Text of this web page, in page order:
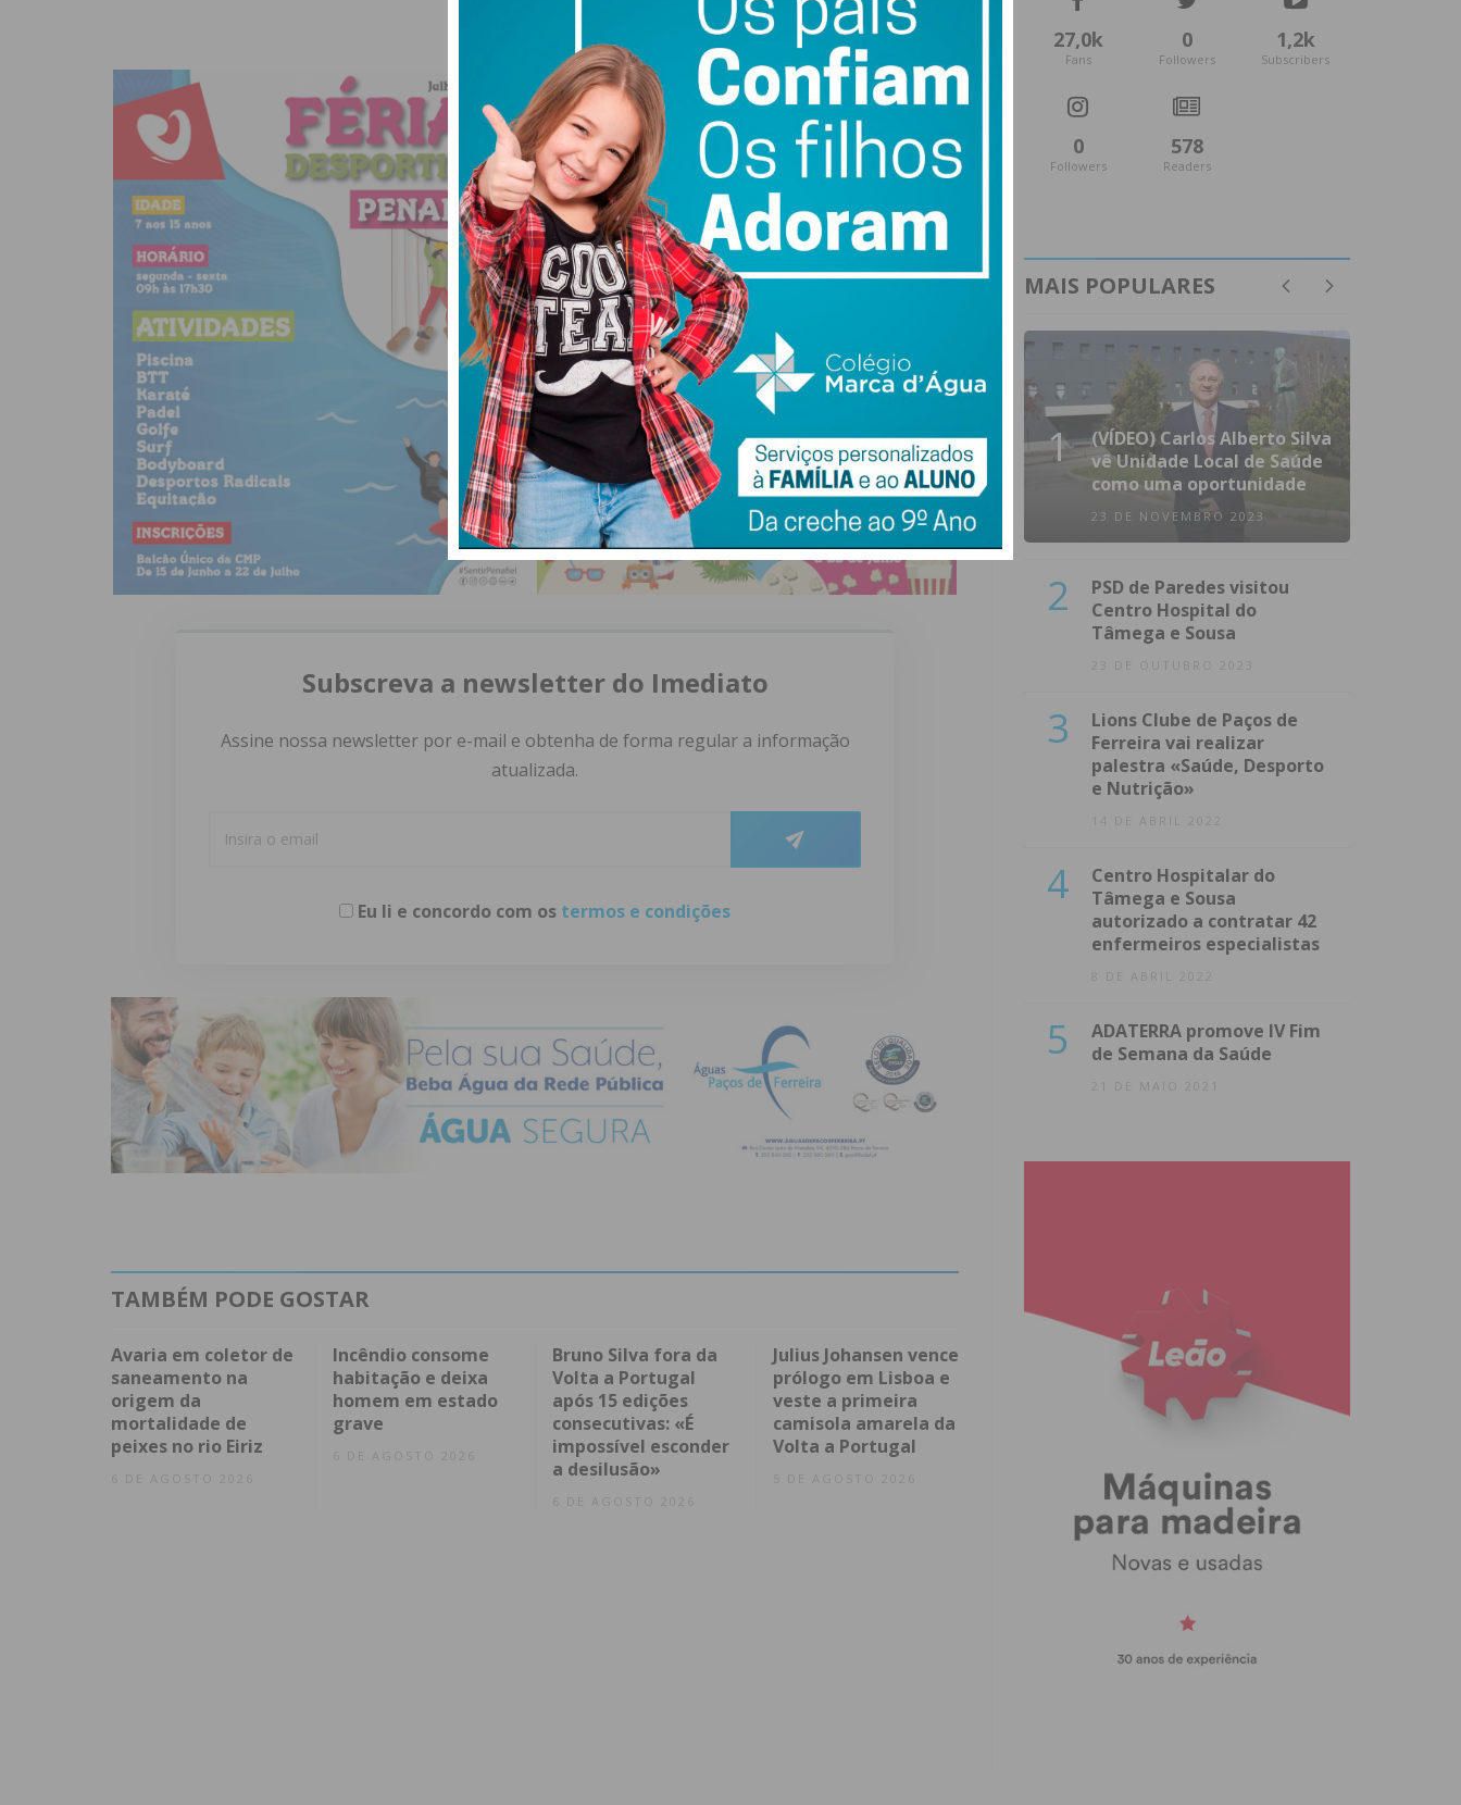
VIEW AS LIST SLIDESHOW
Subscreva a newsletter do Imediato
Assine nossa newsletter por e-mail e obtenha de forma regular a informação
atualizada.
Eu li e concordo com os termos e condições
TAMBÉM PODE GOSTAR
Avaria em coletor de
saneamento na
origem da
mortalidade de
peixes no rio Eiriz
6 DE AGOSTO 2026
Incêndio consome
habitação e deixa
homem em estado
grave
6 DE AGOSTO 2026
Bruno Silva fora da
Volta a Portugal
após 15 edições
consecutivas: «É
impossível esconder
a desilusão»
6 DE AGOSTO 2026
Julius Johansen vence
prólogo em Lisboa e
veste a primeira
camisola amarela da
Volta a Portugal
5 DE AGOSTO 2026
27,0k
Fans
0
Followers
1,2k
Subscribers
0
Followers
578
Readers
MAIS POPULARES
1
(VÍDEO) Carlos Alberto Silva
vê Unidade Local de Saúde
como uma oportunidade
23 DE NOVEMBRO 2023
2
PSD de Paredes visitou
Centro Hospital do
Tâmega e Sousa
23 DE OUTUBRO 2023
3
Lions Clube de Paços de
Ferreira vai realizar
palestra «Saúde, Desporto
e Nutrição»
14 DE ABRIL 2022
4
Centro Hospitalar do
Tâmega e Sousa
autorizado a contratar 42
enfermeiros especialistas
8 DE ABRIL 2022
5
ADATERRA promove IV Fim
de Semana da Saúde
21 DE MAIO 2021